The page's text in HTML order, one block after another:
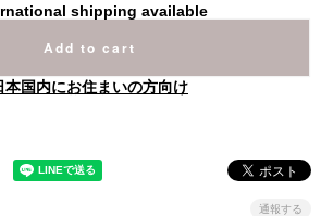
shipping available
Add to cart
本国内にお住まいの方向け
通報する